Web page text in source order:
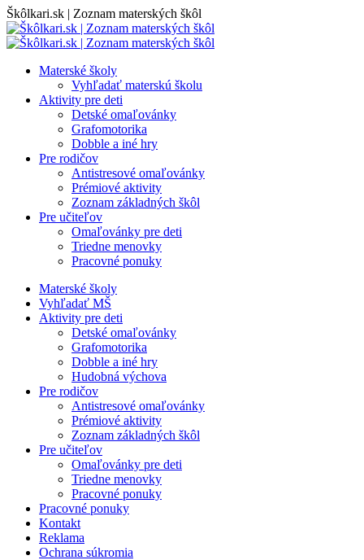
Skip
to
content
Škôlkari.sk | Zoznam materských škôl
Materské školy
Vyhľadať materskú školu
Aktivity pre deti
Detské omaľovánky
Grafomotorika
Dobble a iné hry
Pre rodičov
Antistresové omaľovánky
Prémiové aktivity
Zoznam základných škôl
Pre učiteľov
Omaľovánky pre deti
Triedne menovky
Pracovné ponuky
Materské školy
Vyhľadať MŠ
Aktivity pre deti
Detské omaľovánky
Grafomotorika
Dobble a iné hry
Hudobná výchova
Pre rodičov
Antistresové omaľovánky
Prémiové aktivity
Zoznam základných škôl
Pre učiteľov
Omaľovánky pre deti
Triedne menovky
Pracovné ponuky
Pracovné ponuky
Kontakt
Reklama
Ochrana súkromia